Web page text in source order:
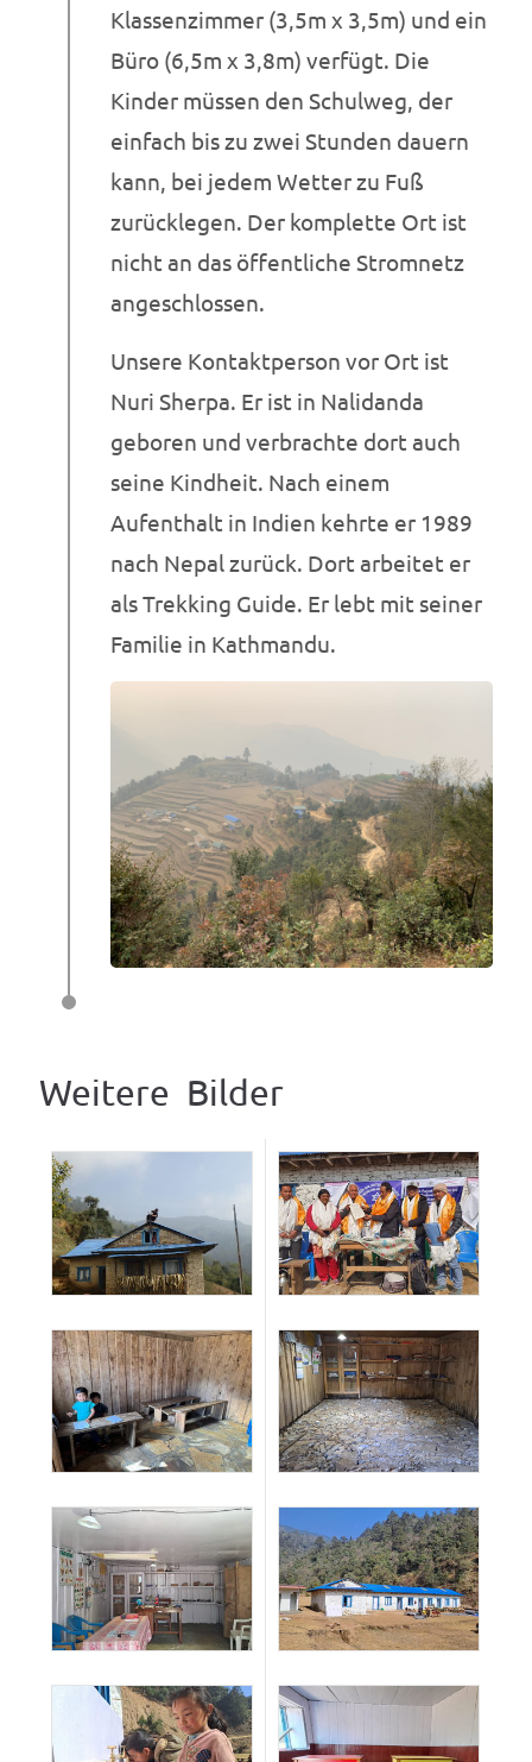
Klassenzimmer (3,5m x 3,5m) und ein
Büro (6,5m x 3,8m) verfügt. Die
Kinder müssen den Schulweg, der
einfach bis zu zwei Stunden dauern
kann, bei jedem Wetter zu Fuß
zurücklegen. Der komplette Ort ist
nicht an das öffentliche Stromnetz
angeschlossen.
Unsere Kontaktperson vor Ort ist
Nuri Sherpa. Er ist in Nalidanda
geboren und verbrachte dort auch
seine Kindheit. Nach einem
Aufenthalt in Indien kehrte er 1989
nach Nepal zurück. Dort arbeitet er
als Trekking Guide. Er lebt mit seiner
Familie in Kathmandu.
Weitere Bilder